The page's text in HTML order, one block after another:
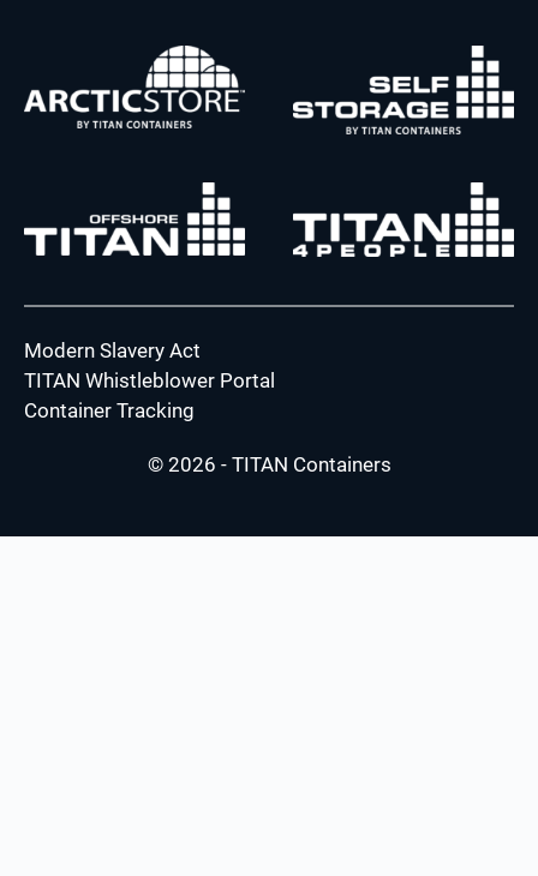
Modern Slavery Act
TITAN Whistleblower Portal
Container Tracking
© 2026 - TITAN Containers